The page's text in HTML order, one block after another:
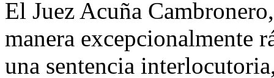
El Juez Acuña
manera excepcionalmente
una sentencia